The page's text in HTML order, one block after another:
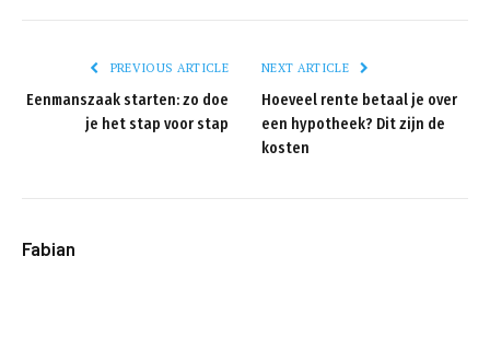
PREVIOUS ARTICLE
Eenmanszaak starten: zo doe
je het stap voor stap
NEXT ARTICLE
Hoeveel rente betaal je over
een hypotheek? Dit zijn de
kosten
Fabian